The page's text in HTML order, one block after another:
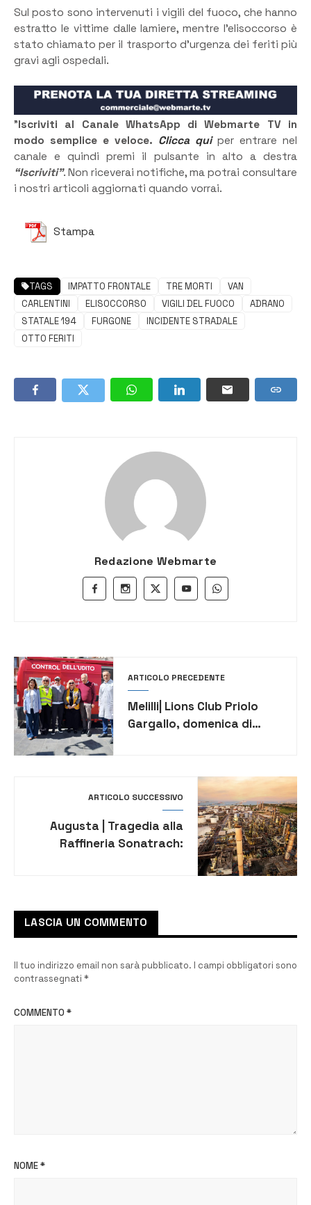
Sul posto sono intervenuti i vigili del fuoco, che hanno
estratto le vittime dalle lamiere, mentre l’elisoccorso è
stato chiamato per il trasporto d’urgenza dei feriti più
gravi agli ospedali.
”Iscriviti al Canale WhatsApp di Webmarte TV in
modo semplice e veloce. Clicca quiper entrare nel
canale e quindi premi il pulsante in alto a destra
“Iscriviti”. Non riceverai notifiche, ma potrai consultare
i nostri articoli aggiornati quando vorrai.
Stampa
TAGS IMPATTO FRONTALE TRE MORTI
VAN
CARLENTINI
ELISOCCORSO VIGILI DEL FUOCO
ADRANO
STATALE 194
FURGONE
INCIDENTE STRADALE
OTTO FERITI
Redazione Webmarte
ARTICOLO PRECEDENTE
Melilli| Lions Club Priolo
Gargallo, domenica di
ARTICOLO SUCCESSIVO
Augusta | Tragedia alla
Raffineria Sonatrach:
LASCIA UN COMMENTO
Il tuo indirizzo email non sarà pubblicato. I campi obbligatori sono
contrassegnati *
COMMENTO *
NOME*